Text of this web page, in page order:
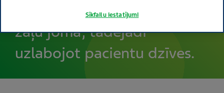
patentbrīvo un bioloģisko
zāļu jomā, tādējādi
uzlabojot pacientu dzīves.
Sīkfailu iestatījumi